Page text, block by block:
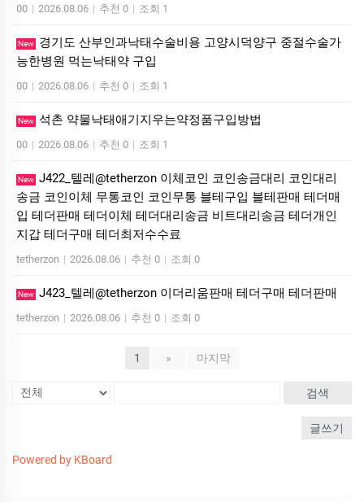
00 | 2026.08.06 | 추천 0 | 조회 1
New
경기도 산부인과낙태수술비용 고양시덕양구 중절수술가
능한병원 먹는낙­태약 구입
00 | 2026.08.06 | 추천 0 | 조회 1
New 석촌 약물낙태애기지우는약정품구입방법
00 | 2026.08.06 | 추천 0 | 조회 1
New J422_텔레@tetherzon 이체코인 코인송금대리 코인대리
송금 코인이체 무통코인 코인무통 블테구입 블테판매 테더매
입 테더판매 테더이체 테더대리송금 비트대리송금 테더개인
지갑 테더구매 테더최저수수료
tetherzon | 2026.08.06 | 추천 0 | 조회 0
New J423_텔레@tetherzon 이더리움판매 테더구매 테더판매
tetherzon | 2026.08.06 | 추천 0 | 조회 0
1 » 마지막
검색
글쓰기
Powered by KBoard